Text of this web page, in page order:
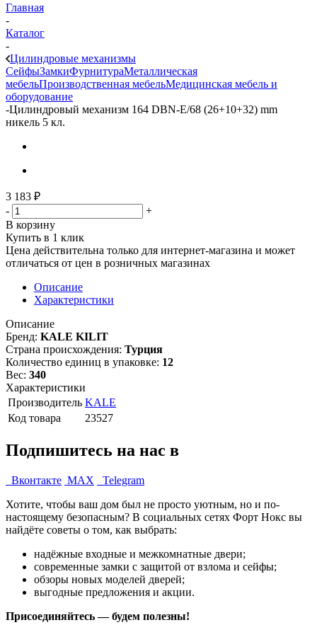
Главная
-
Каталог
-
Цилиндровые механизмы
СейфыЗамкиФурнитураМеталлическая
мебельПроизводственная мебельМедицинская мебель и
оборудование
-Цилиндровый механизм 164 DBN-E/68 (26+10+32) mm
никель 5 кл.
3 183 ₽
-
+
В корзину
Купить в 1 клик
Цена действительна только для интернет-магазина и может
отличаться от цен в розничных магазинах
Описание
Характеристики
Описание
Бренд: KALE KILIT
Страна происхождения: Турция
Количество единиц в упаковке: 12
Вес: 340
Характеристики
Производитель KALE
Код товара
23527
Подпишитесь на нас в
Вконтакте MAX
Telegram
Хотите, чтобы ваш дом был не просто уютным, но и по-
настоящему безопасным? В социальных сетях Форт Нокс вы
найдёте советы о том, как выбрать:
надёжные входные и межкомнатные двери;
современные замки с защитой от взлома и сейфы;
обзоры новых моделей дверей;
выгодные предложения и акции.
Присоединяйтесь — будем полезны!